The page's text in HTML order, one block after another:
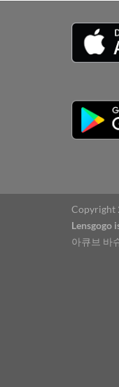
Copyright
Lensgogo
아큐브 바